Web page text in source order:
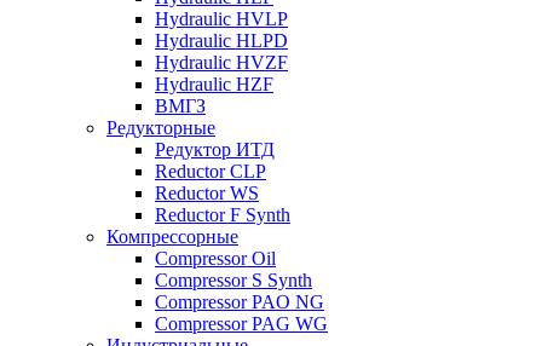
Hydraulic HVLP
Hydraulic HLPD
Hydraulic HVZF
Hydraulic HZF
ВМГЗ
Редукторные
Редуктор ИТД
Reductor CLP
Reductor WS
Reductor F Synth
Компрессорные
Compressor Oil
Compressor S Synth
Compressor PAO NG
Compressor PAG WG